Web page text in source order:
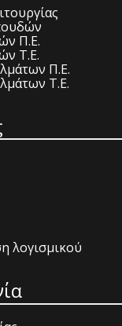
Π.Ε.
Τ.Ε.
Π.Ε.
Τ.Ε.
λογισμικού